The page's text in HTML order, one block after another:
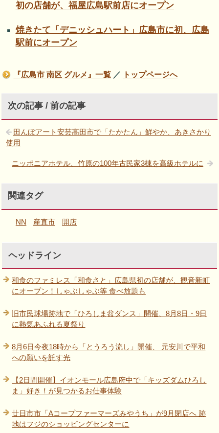
初の店舗が、福屋広島駅前店にオープン
焼きたて「デニッシュハート」広島市に初、広島
駅前にオープン
『広島市 南区 グルメ』一覧 ／ トップページへ
次の記事 / 前の記事
田んぼアート安芸高田市で「たかたん」鮮やか、あきさかり
使用
ニッポニアホテル、竹原の100年古民家3棟を高級ホテルに
関連タグ
NN 産直市 開店
ヘッドライン
和食のファミレス「和食さと」広島県初の店舗が、観音新町
にオープン！しゃぶしゃぶ等 食べ放題も
旧市民球場跡地で「ひろしま盆ダンス」開催、8月8日・9日
に熱気あふれる夏祭り
8月6日今夜18時から「とうろう流し」開催、 元安川で平和
への願いを託す光
【2日間開催】イオンモール広島府中で「キッズダムひろし
ま」好き！が見つかるお仕事体験
廿日市市「Aコープファーマーズみやうち」が9月閉店へ 跡
地はフジのショッピングセンターに